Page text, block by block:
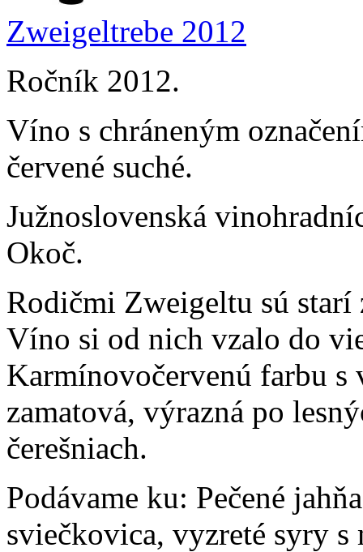
Zweigeltrebe 2012
Ročník 2012.
Víno s chráneným
červené suché.
Južnoslovenská
Okoč.
Rodičmi Zweigeltu sú starí
Víno si od nich vzalo do
Karmínovočervenú farbu
zamatová, výrazná po
čerešniach.
Podávame ku: Pečené
sviečkovica, vyzreté syry s